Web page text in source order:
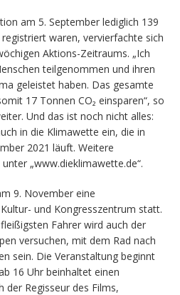
am 5. September lediglich 139
waren, vervierfachte sich
Aktions-Zeitraums. „Ich
teilgenommen und ihren
geleistet haben. Das gesamte
17 Tonnen CO₂ einsparen“, so
Und das ist noch nicht alles:
in die Klimawette ein, die in
2021 läuft. Weitere
„www.dieklimawette.de“.
9. November eine
und Kongresszentrum statt.
Fahrer wird auch der
versuchen, mit dem Rad nach
sein. Die Veranstaltung beginnt
16 Uhr beinhaltet einen
der Regisseur des Films,